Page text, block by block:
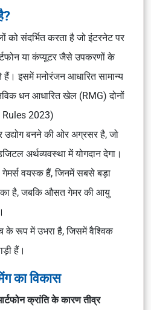
को संदर्भित करता है जो इंटरनेट पर
या कंप्यूटर जैसे उपकरणों के
इसमें मनोरंजन आधारित सामान्य
धन आधारित खेल (RMG) दोनों
Rules 2023)
उद्योग बनने की ओर अग्रसर है, जो
अर्थव्यवस्था में योगदान देगा।
वयस्क हैं, जिनमें सबसे बड़ा
है, जबकि औसत गेमर की आयु
के रूप में उभरा है, जिसमें वैश्विक
हैं।
का विकास
क्रांति के कारण तीव्र